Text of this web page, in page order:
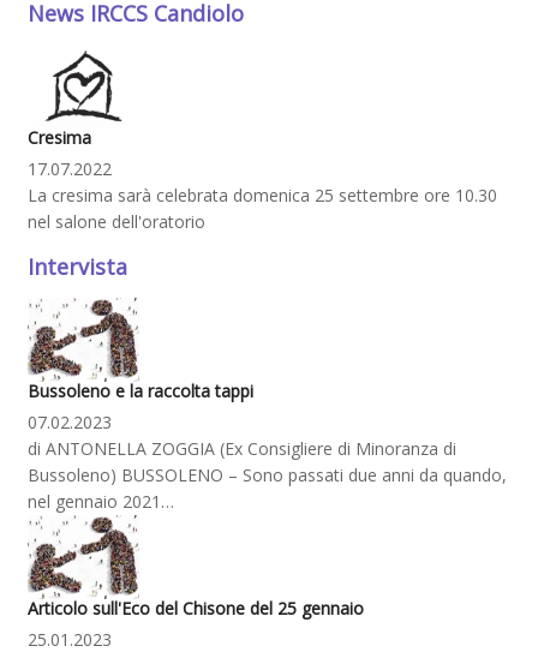
News IRCCS Candiolo
Cresima
17.07.2022
La cresima sarà celebrata domenica 25 settembre ore 10.30
nel salone dell'oratorio
Intervista
Bussoleno e la raccolta tappi
07.02.2023
di ANTONELLA ZOGGIA (Ex Consigliere di Minoranza di
Bussoleno) BUSSOLENO – Sono passati due anni da quando,
nel gennaio 2021…
Articolo sull'Eco del Chisone del 25 gennaio
25.01.2023